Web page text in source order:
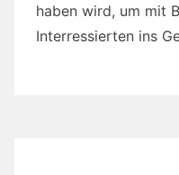
haben wird, um mit
Interressierten ins